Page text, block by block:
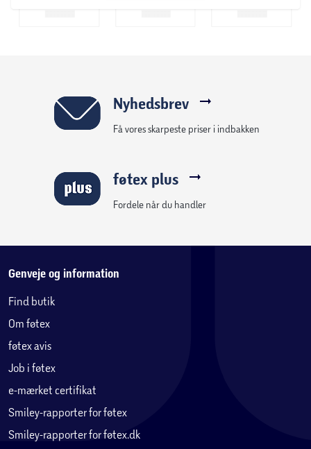
Nyhedsbrev
Få vores skarpeste priser i indbakken
føtex plus
Fordele når du handler
Genveje og information
Find butik
Om føtex
føtex avis
Job i føtex
e-mærket certifikat
Smiley-rapporter for føtex
Smiley-rapporter for føtex.dk